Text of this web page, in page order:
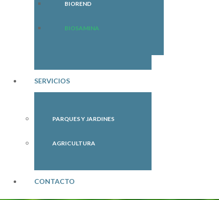
BIOREND
BIOSAMINA
SERVICIOS
PARQUES Y JARDINES
AGRICULTURA
CONTACTO